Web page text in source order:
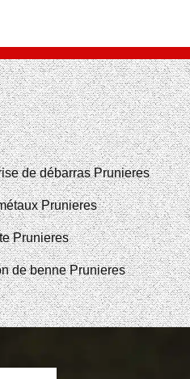
de débarras Prunieres
Prunieres
Prunieres
de benne Prunieres